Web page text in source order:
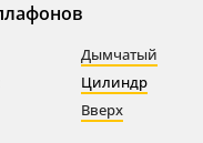
Дымчатый
Цилиндр
Вверх